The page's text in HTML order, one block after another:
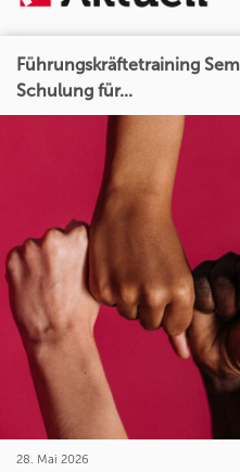
Führungskräftetraining
Schulung für...
28. Mai 2026